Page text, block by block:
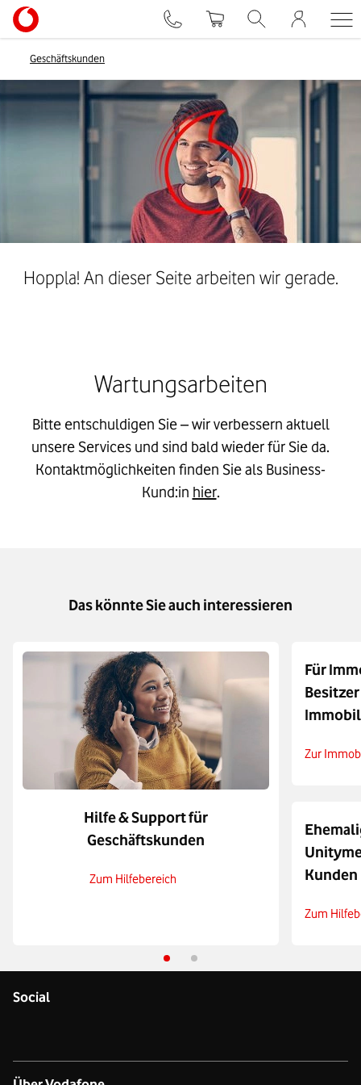
Geschäftskunden
Hoppla! An dieser Seite arbeiten wir gerade.
Wartungsarbeiten
Bitte entschuldigen Sie – wir verbessern aktuell
unsere Services und sind bald wieder für Sie da.
Kontaktmöglichkeiten finden Sie als Business-
Kund:in hier.
Das könnte Sie auch interessieren
Hilfe & Support für
Geschäftskunden
Zum Hilfebereich
Für
Zur
Kunden
Zum
Social